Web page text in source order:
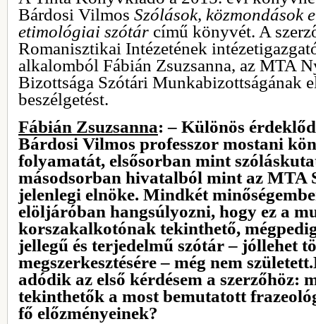
Bárdosi Vilmos Szólások, közmondások
etimológiai szótár című könyvét. A
Romanisztikai Intézetének
alkalomból Fábián Zsuzsanna, az MTA
Bizottsága Szótári Munkabizottságának
beszélgetést.
Fábián Zsuzsanna: – Különös
Bárdosi Vilmos professzor mostani
folyamatát, elsősorban mint
másodsorban hivatalból mint az MTA
jelenlegi elnöke. Mindkét
elöljáróban hangsúlyozni, hogy ez a
korszakalkotónak tekinthető,
jellegű és terjedelmű szótár – jóllehet
megszerkesztésére – még nem
adódik az első kérdésem a szerzőhöz:
tekinthetők a most bemutatott
fő előzményeinek?